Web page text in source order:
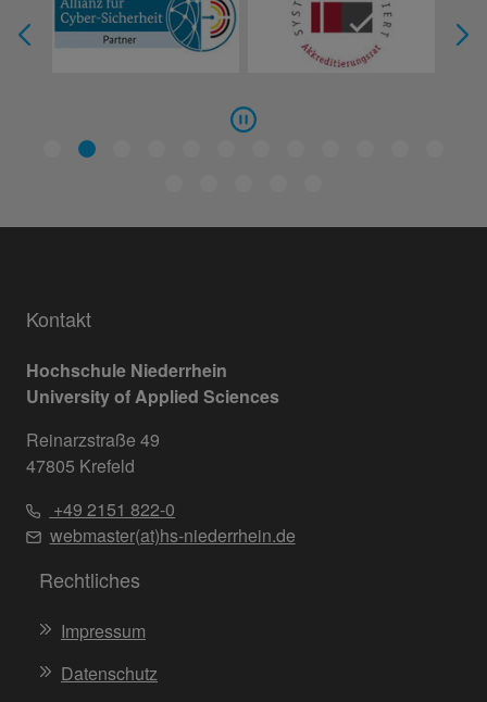
Kontakt
Hochschule Niederrhein
University of Applied Sciences
Reinarzstraße 49
47805 Krefeld
+49 2151 822-0
webmaster(at)hs-niederrhein.de
Rechtliches
Impressum
Datenschutz